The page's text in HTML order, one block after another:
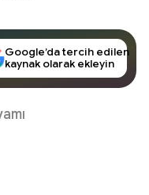
Google’da tercih edilen
kaynak olarak ekleyin